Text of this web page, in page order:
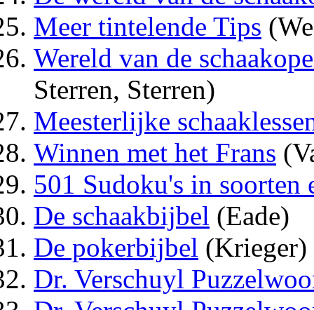
Meer tintelende Tips
Wereld van de
Sterren, Sterren)
Meesterlijke
Winnen met het Frans
501 Sudoku's in soorten
De schaakbijbel (Eade)
De pokerbijbel (Krieger)
Dr. Verschuyl